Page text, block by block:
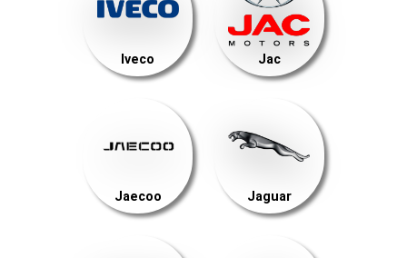
Iveco Jac
Jaecoo Jaguar